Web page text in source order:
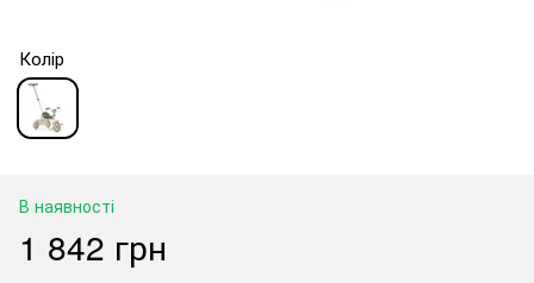
Колір
В наявності
1 842 грн